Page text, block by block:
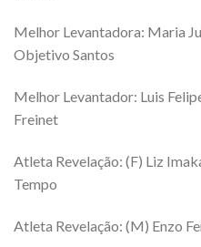
Melhor Levantadora: Maria
Objetivo Santos
Melhor Levantador: Luis
Freinet
Atleta Revelação: (F) Liz
Tempo
Atleta Revelação: (M) Enzo